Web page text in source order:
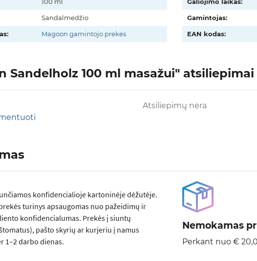
100 ml
Sandalmedžio
Magoon gamintojo prekės
Galiojimo laikas:
Gamintojas:
EAN kodas:
Sandelholz 100 ml masažui"
Atsiliepimų nėra
konfidencialioje kartoninėje dėžutėje.
turinys apsaugomas nuo pažeidimų ir
konfidencialumas. Prekės į siuntų
pašto skyrių ar kurjeriu į namus
1–2 darbo dienas.
Nemokamas
Perkant nuo €